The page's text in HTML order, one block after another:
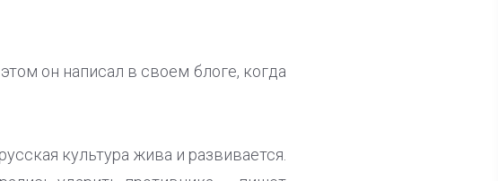
он написал в своем блоге, когда
культура жива и развивается.